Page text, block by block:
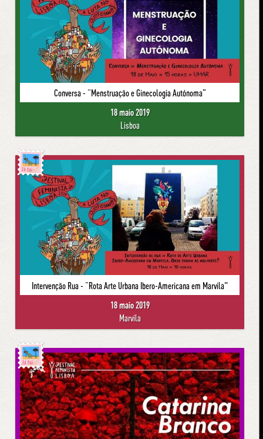
Conversa - “Menstruação e Ginecologia Autónoma”
18 maio 2019
Lisboa
Já foi
Intervenção Rua - “Rota Arte Urbana Ibero-Americana em Marvila"
18 maio 2019
Marvila
Já foi